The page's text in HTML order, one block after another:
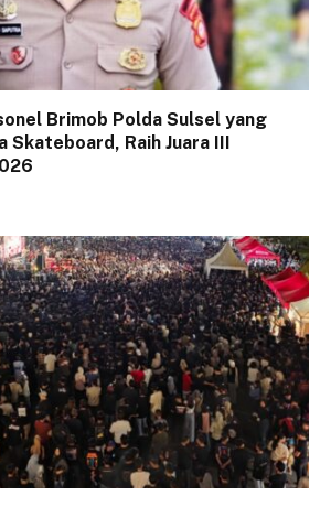
Brimob Polda Sulsel yang
Skateboard, Raih Juara III